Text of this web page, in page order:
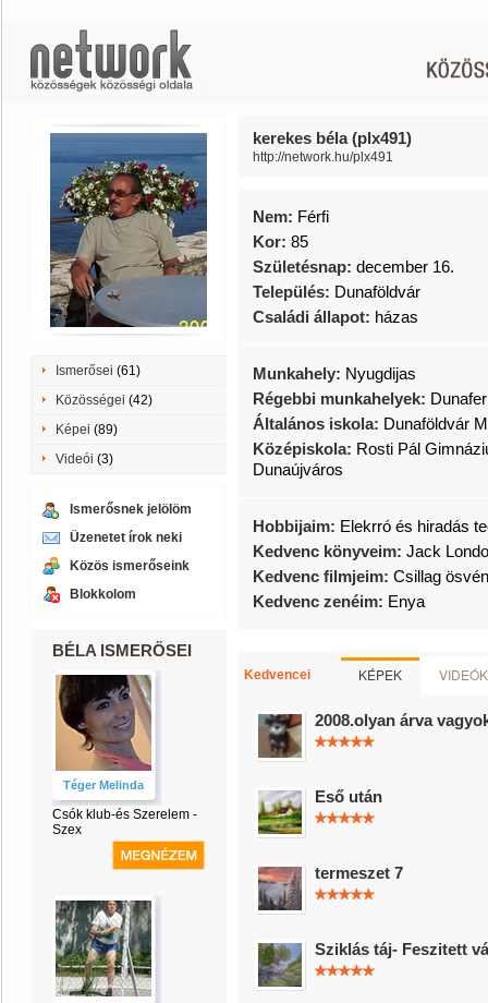
Ismerősei (61)
Közösségei (42)
Képei (89)
Videói (3)
Ismerősnek jelölöm
Üzenetet írok neki
Közös ismerőseink
Blokkolom
BÉLA ISMERŐSEI
Téger Melinda
Csók klub-és Szerelem -
Szex
kerekes béla (plx491)
http://network.hu/plx491
Nem: Férfi
Kor: 85
Születésnap: december 16.
Település: Dunaföldvár
Családi állapot: házas
Munkahely: Nyugdijas
Régebbi munkahelyek:
Általános iskola: Dunaföldvár
Középiskola: Rosti Pál
Dunaújváros
Hobbijaim: Elekrró és hiradás
Kedvenc könyveim: Jack
Kedvenc filmjeim: Csillag
Kedvenc zenéim: Enya
Kedvencei KÉPEK VIDEÓK
2008.olyan árva
Eső után
termeszet 7
Sziklás táj- Feszitett